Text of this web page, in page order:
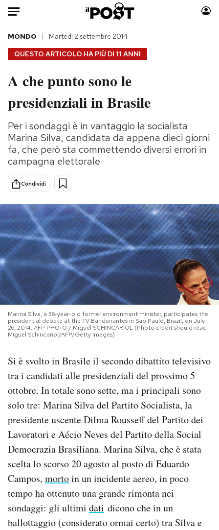
Auto
HOME
Italia
Politica
Tecnologia
Internet
Scienza
Cultura
Economia
Moda
Consumismi
Storie/Idee
Ok Boomer!
Media
PODCAST
NEWSLETTER
I MIEI PREFERITI
SHOP
AREA PERSONALE
Area Personale
Newsletter
Notifiche mobile
Regala il Post
Hai bisogno di aiuto?
Esci
QUESTO ARTICOLO HA PIÙ DI 11 ANNI
MONDO Martedì 2 settembre 2014
A che punto sono le
presidenziali in Brasile
Per i sondaggi è in vantaggio la socialista
Marina Silva, candidata da appena dieci giorni
fa, che però sta commettendo diversi errori in
campagna elettorale
Condividi
Marina Silva, a 56-year-old former environment minister, participates the
presidential debate at the TV Bandeirantes in Sao Paulo, Brazil, on July
26, 2014. AFP PHOTO / Miguel SCHINCARIOL (Photo credit should read
Miguel Schincariol/AFP/Getty Images)
Si è svolto in Brasile il secondo dibattito televisivo
tra i candidati alle presidenziali del prossimo 5
ottobre. In totale sono sette, ma i principali sono
solo tre: Marina Silva del Partito Socialista, la
presidente uscente Dilma Rousseff del Partito dei
Lavoratori e Aécio Neves del Partito della Social
Democrazia Brasiliana. Marina Silva, che è stata
scelta lo scorso 20 agosto al posto di Eduardo
Campos, mortoin un incidente aereo, in poco
tempo ha ottenuto una grande rimonta nei
sondaggi: gli ultimi dati dicono che in un
ballottaggio (considerato ormai certo) tra Silva e